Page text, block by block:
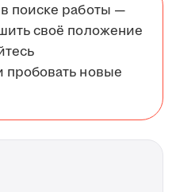
поиске работы —
своё положение
пробовать новые